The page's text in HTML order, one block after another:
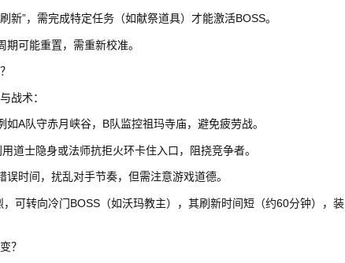
新”，需完成特定任务（如献祭道具）才能激活BOSS。
可能重置，需重新校准。
战术：
A队守赤月峡谷，B队监控祖玛寺庙，避免疲劳战。
道士隐身或法师抗拒火环卡住入口，阻挠竞争者。
时间，扰乱对手节奏，但需注意游戏道德。
可转向冷门BOSS（如沃玛教主），其刷新时间短（约60分钟），装
？